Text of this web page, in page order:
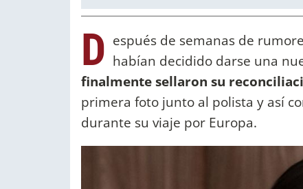
D espués de semanas de
habían decidido darse una
finalmente sellaron su
primera foto junto al polista y así
durante su viaje por Europa.